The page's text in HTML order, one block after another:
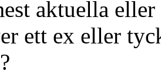
aktuella
ett ex eller